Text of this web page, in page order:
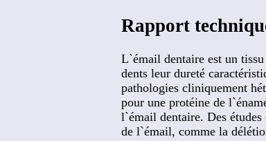
Rapport
L`émail dentaire est un
dents leur dureté
pathologies cliniquement
pour une protéine de
l`émail dentaire. Des
de l`émail, comme la